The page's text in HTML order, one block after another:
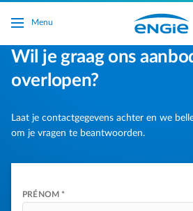
Accéder au contenu principal
Menu
Wil je graag ons
overlopen?
Laat je contactgegevens achter en we
om je vragen te beantwoorden.
PRÉNOM *